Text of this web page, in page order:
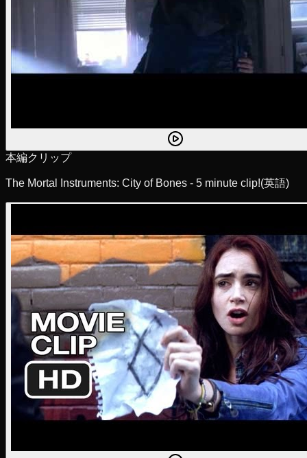
本編クリップ
The Mortal Instruments: City of Bones - 5 minute clip!(英語)